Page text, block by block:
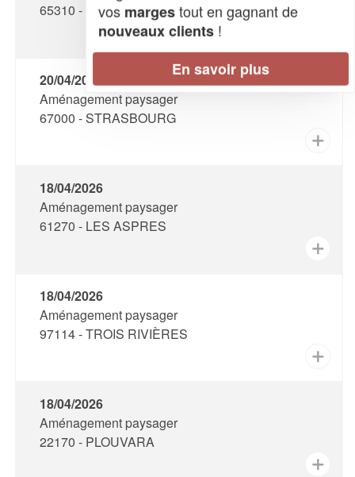
65310 - ODOS
20/04/2026
Aménagement paysager
67000 - STRASBOURG
✕
18/04/2026
Aménagement paysager
61270 - LES ASPRES
✕
18/04/2026
Aménagement paysager
97114 - TROIS RIVIÈRES
✕
18/04/2026
Aménagement paysager
22170 - PLOUVARA
✕
vos margestout en gagnant de
nouveaux clients !
En savoir plus